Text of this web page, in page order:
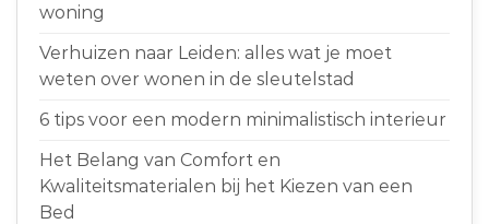
woning
Verhuizen naar Leiden: alles wat je moet
weten over wonen in de sleutelstad
6 tips voor een modern minimalistisch interieur
Het Belang van Comfort en
Kwaliteitsmaterialen bij het Kiezen van een
Bed